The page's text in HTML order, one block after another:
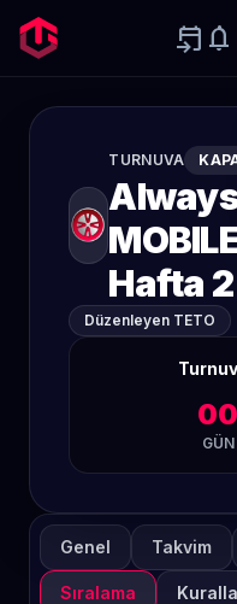
event_upcoming notifications
TURNUVA
Hafta 2
Düzenleyen TETO
00
GÜN
Genel Takvim
Sıralama